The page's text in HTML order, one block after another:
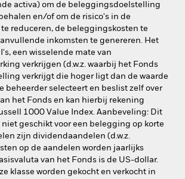
activa) om de beleggingsdoelstelling
en/of om de risico's in de
reduceren, de beleggingskosten te
inkomsten te genereren. Het
een wisselende mate van
verkrijgen (d.w.z. waarbij het Fonds
verkrijgt die hoger ligt dan de waarde
beheerder selecteert en beslist zelf over
het Fonds en kan hierbij rekening
1000 Value Index. Aanbeveling: Dit
geschikt voor een belegging op korte
zijn dividendaandelen (d.w.z.
op de aandelen worden jaarlijks
van het Fonds is de US-dollar.
klasse worden gekocht en verkocht in